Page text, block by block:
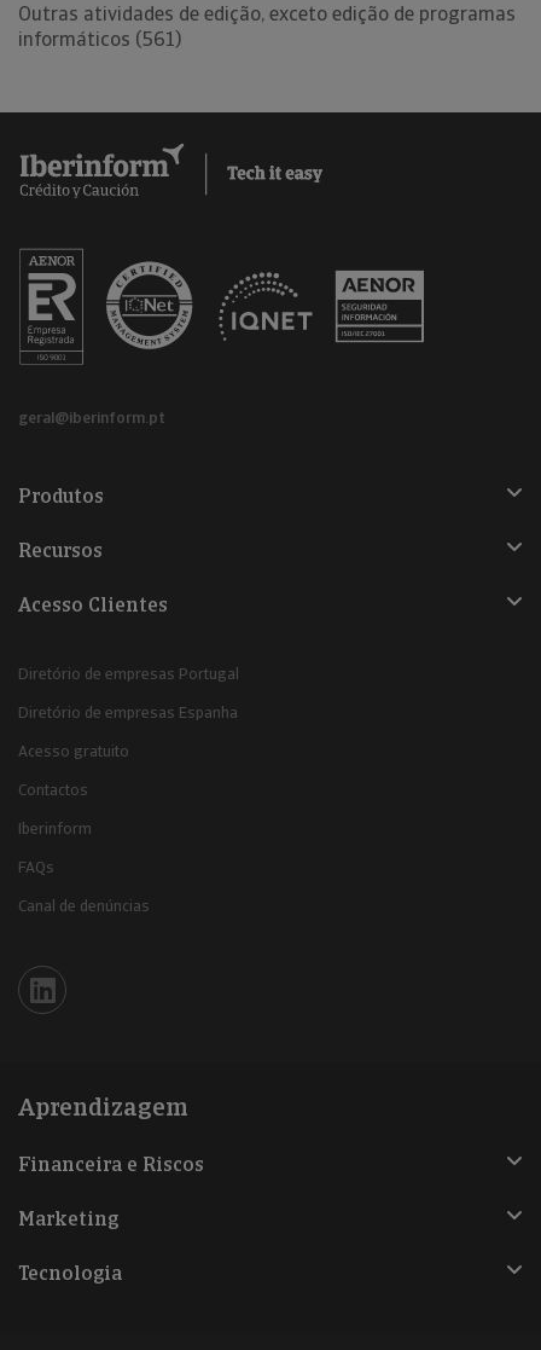
Outras atividades de edição, exceto edição de programas
informáticos (561)
geral@iberinform.pt
Produtos
Recursos
Acesso Clientes
Diretório de empresas Portugal
Diretório de empresas Espanha
Acesso gratuito
Contactos
Iberinform
FAQs
Canal de denúncias
Iberinform en Linkedin
Aprendizagem
Financeira e Riscos
Marketing
Tecnologia